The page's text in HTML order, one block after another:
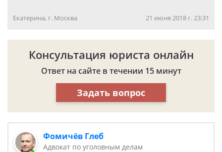
Екатерина, г. Москва 21 июня 2018 г. 23:31
Консультация юриста онлайн
Ответ на сайте в течении 15 минут
Задать вопрос
Фомичёв Глеб
Адвокат по уголовным делам